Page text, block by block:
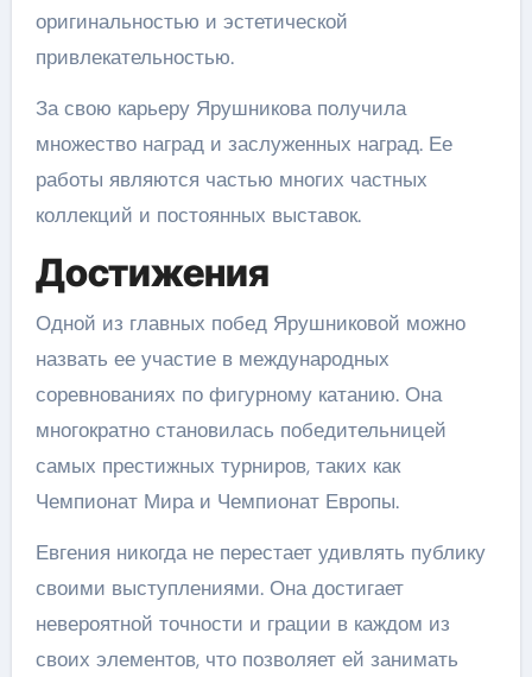
оригинальностью и эстетической
привлекательностью.
За свою карьеру Ярушникова получила
множество наград и заслуженных наград. Ее
работы являются частью многих частных
коллекций и постоянных выставок.
Достижения
Одной из главных побед Ярушниковой можно
назвать ее участие в международных
соревнованиях по фигурному катанию. Она
многократно становилась победительницей
самых престижных турниров, таких как
Чемпионат Мира и Чемпионат Европы.
Евгения никогда не перестает удивлять публику
своими выступлениями. Она достигает
невероятной точности и грации в каждом из
своих элементов, что позволяет ей занимать